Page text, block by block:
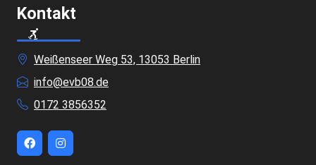
Kontakt
Weißenseer Weg 53, 13053 Berlin
info@evb08.de
0172 3856352